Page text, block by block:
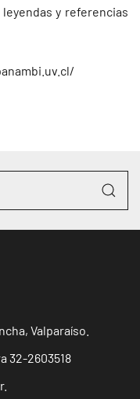
y referencias
Valparaíso.
32-2603518